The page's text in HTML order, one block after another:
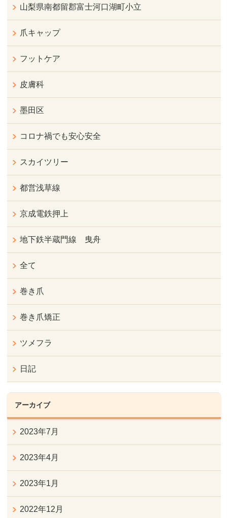
山梨県南都留郡富士河口湖町小立
爪キャップ
フットケア
皮膚科
墨田区
コロナ禍でも安心安全
スカイツリー
都営浅草線
京成電鉄押上
地下鉄半蔵門線 曳舟
全て
巻き爪
巻き爪矯正
ツメフラ
日記
アーカイブ
2023年7月
2023年4月
2023年1月
2022年12月